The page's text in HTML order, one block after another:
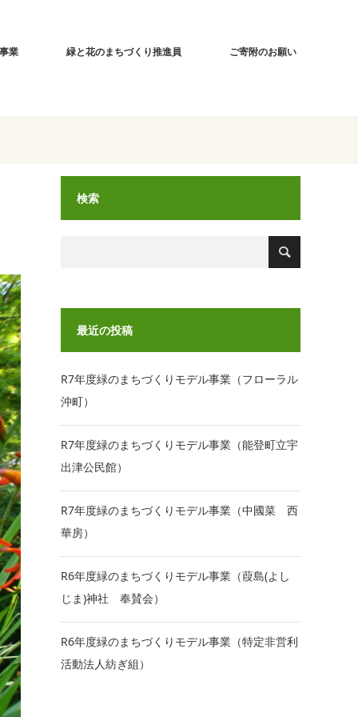
業 緑と花のまちづくり推進員 ご寄附のお願い
検索
最近の投稿
R7年度緑のまちづくりモデル事業（フローラル
沖町）
R7年度緑のまちづくりモデル事業（能登町立宇
出津公民館）
R7年度緑のまちづくりモデル事業（中國菜 西
華房）
R6年度緑のまちづくりモデル事業（葭島(よし
じま)神社 奉賛会）
R6年度緑のまちづくりモデル事業（特定非営利
活動法人紡ぎ組）